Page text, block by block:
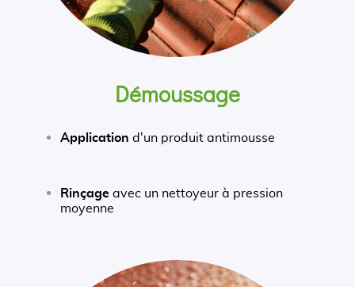
Démoussage
Application d'un produit antimousse
Rinçage avec un nettoyeur à pression
moyenne